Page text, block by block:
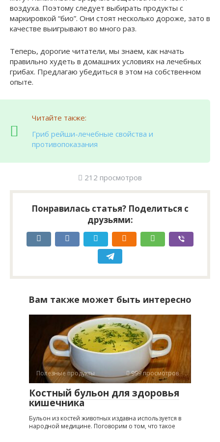
воздуха. Поэтому следует выбирать продукты с
маркировкой “био”. Они стоят несколько дороже, зато в
качестве выигрывают во много раз.
Теперь, дорогие читатели, мы знаем, как начать
правильно худеть в домашних условиях на лечебных
грибах. Предлагаю убедиться в этом на собственном
опыте.
Читайте также:
Гриб рейши-лечебные свойства и
противопоказания
212 просмотров
Понравилась статья? Поделиться с
друзьями:
Вам также может быть интересно
Полезные продукты 999 просмотров
Костный бульон для здоровья
кишечника
Бульон из костей животных издавна используется в
народной медицине. Поговорим о том, что такое